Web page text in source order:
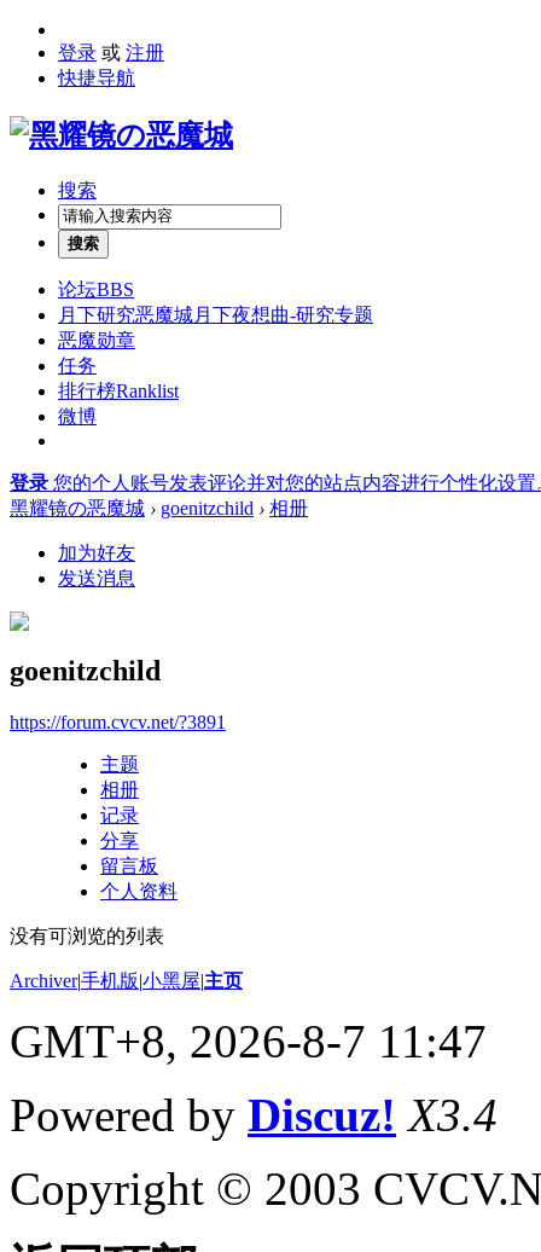
登录 或 注册
快捷导航
搜索
搜索
论坛BBS
月下研究恶魔城月下夜想曲-研究专题
恶魔勋章
任务
排行榜Ranklist
微博
登录 您的个人账号发表评论并对您的站点内容进行个性化设置
黑耀镜の恶魔城 › goenitzchild › 相册
加为好友
发送消息
goenitzchild
https://forum.cvcv.net/?3891
主题
相册
记录
分享
留言板
个人资料
没有可浏览的列表
Archiver|手机版|小黑屋|主页
GMT+8, 2026-8-7 11:47
Powered by Discuz! X3.4
Copyright © 2003